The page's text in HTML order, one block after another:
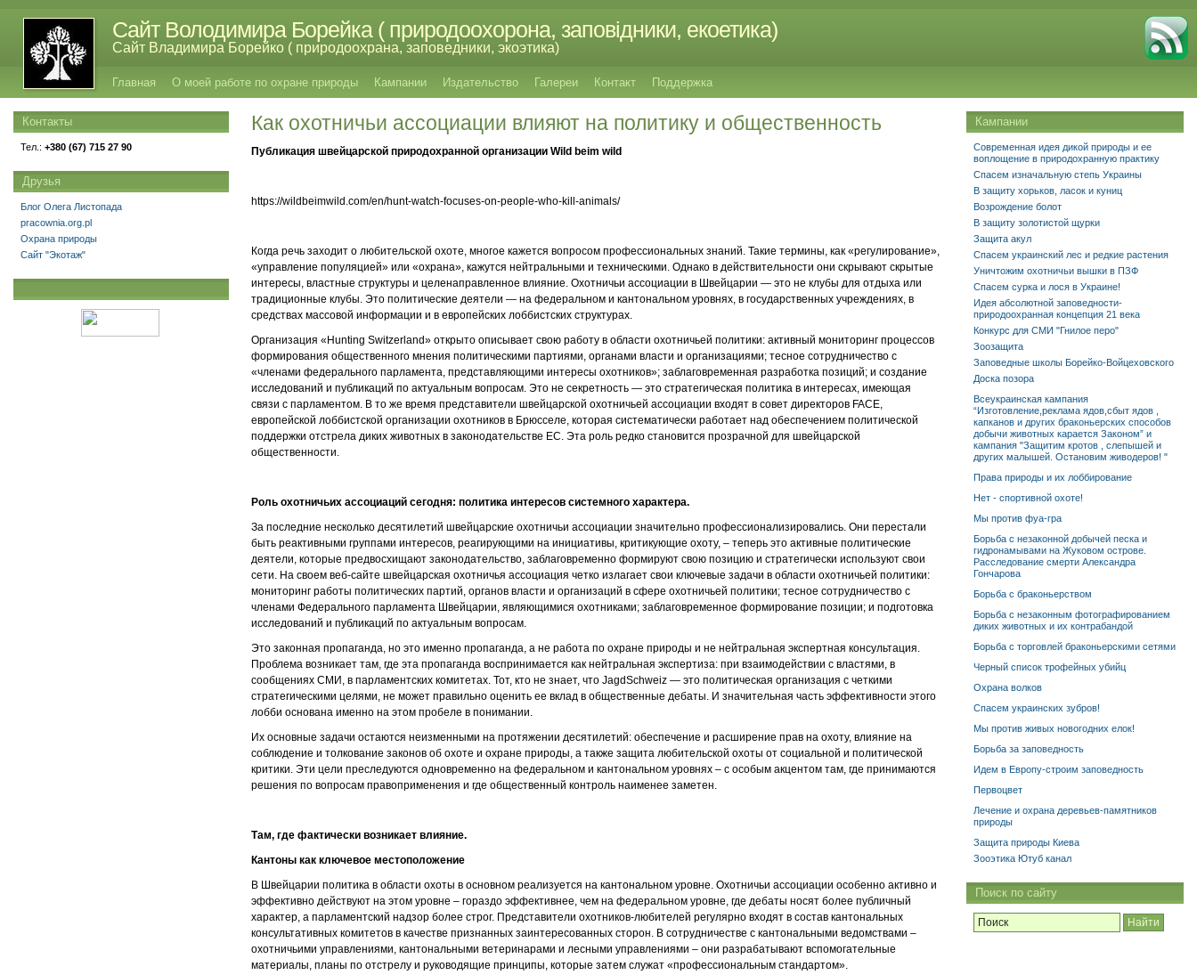
Сайт Володимира Борейка ( природоохорона, заповідники, екоетика)
Сайт Владимира Борейко ( природоохрана, заповедники, экоэтика)
Главная О моей работе по охране природы Кампании Издательство Галереи Контакт Поддержка
Как охотничьи ассоциации влияют на политику и общественность
Публикация швейцарской природохранной организации Wild beim wild
https://wildbeimwild.com/en/hunt-watch-focuses-on-people-who-kill-animals/
Когда речь заходит о любительской охоте, многое кажется вопросом профессиональных знаний. Такие термины, как «регулирование»,
«управление популяцией» или «охрана», кажутся нейтральными и техническими. Однако в действительности они скрывают скрытые
интересы, властные структуры и целенаправленное влияние. Охотничьи ассоциации в Швейцарии — это не клубы для отдыха или
традиционные клубы. Это политические деятели — на федеральном и кантональном уровнях, в государственных учреждениях, в
средствах массовой информации и в европейских лоббистских структурах.
Организация «Hunting Switzerland» открыто описывает свою работу в области охотничьей политики: активный мониторинг процессов
формирования общественного мнения политическими партиями, органами власти и организациями; тесное сотрудничество с
«членами федерального парламента, представляющими интересы охотников»; заблаговременная разработка позиций; и создание
исследований и публикаций по актуальным вопросам. Это не секретность — это стратегическая политика в интересах, имеющая
связи с парламентом. В то же время представители швейцарской охотничьей ассоциации входят в совет директоров FACE,
европейской лоббистской организации охотников в Брюсселе, которая систематически работает над обеспечением политической
поддержки отстрела диких животных в законодательстве ЕС. Эта роль редко становится прозрачной для швейцарской
общественности.
Роль охотничьих ассоциаций сегодня: политика интересов системного характера.
За последние несколько десятилетий швейцарские охотничьи ассоциации значительно профессионализировались. Они перестали
быть реактивными группами интересов, реагирующими на инициативы, критикующие охоту, – теперь это активные политические
деятели, которые предвосхищают законодательство, заблаговременно формируют свою позицию и стратегически используют свои
сети. На своем веб-сайте швейцарская охотничья ассоциация четко излагает свои ключевые задачи в области охотничьей политики:
мониторинг работы политических партий, органов власти и организаций в сфере охотничьей политики; тесное сотрудничество с
членами Федерального парламента Швейцарии, являющимися охотниками; заблаговременное формирование позиции; и подготовка
исследований и публикаций по актуальным вопросам.
Это законная пропаганда, но это именно пропаганда, а не работа по охране природы и не нейтральная экспертная консультация.
Проблема возникает там, где эта пропаганда воспринимается как нейтральная экспертиза: при взаимодействии с властями, в
сообщениях СМИ, в парламентских комитетах. Тот, кто не знает, что JagdSchweiz — это политическая организация с четкими
стратегическими целями, не может правильно оценить ее вклад в общественные дебаты. И значительная часть эффективности этого
лобби основана именно на этом пробеле в понимании.
Их основные задачи остаются неизменными на протяжении десятилетий: обеспечение и расширение прав на охоту, влияние на
соблюдение и толкование законов об охоте и охране природы, а также защита любительской охоты от социальной и политической
критики. Эти цели преследуются одновременно на федеральном и кантональном уровнях – с особым акцентом там, где принимаются
решения по вопросам правоприменения и где общественный контроль наименее заметен.
Там, где фактически возникает влияние.
Кантоны как ключевое местоположение
В Швейцарии политика в области охоты в основном реализуется на кантональном уровне. Охотничьи ассоциации особенно активно и
эффективно действуют на этом уровне – гораздо эффективнее, чем на федеральном уровне, где дебаты носят более публичный
характер, а парламентский надзор более строг. Представители охотников-любителей регулярно входят в состав кантональных
консультативных комитетов в качестве признанных заинтересованных сторон. В сотрудничестве с кантональными ведомствами –
охотничьими управлениями, кантональными ветеринарами и лесными управлениями – они разрабатывают вспомогательные
материалы, планы по отстрелу и руководящие принципы, которые затем служат «профессиональным стандартом».
Кампании
Современная идея дикой природы и ее
воплощение в природохранную практику
Спасем изначальную степь Украины
В защиту хорьков, ласок и куниц
Возрождение болот
В защиту золотистой щурки
Защита акул
Спасем украинский лес и редкие растения
Уничтожим охотничьи вышки в ПЗФ
Спасем сурка и лося в Украине!
Идея абсолютной заповедности-
природоохранная концепция 21 века
Конкурс для СМИ "Гнилое перо"
Зоозащита
Заповедные школы Борейко-Войцеховского
Доска позора
Всеукраинская кампания
“Изготовление,реклама ядов,сбыт ядов ,
капканов и других браконьерских способов
добычи животных карается Законом” и
кампания "Защитим кротов , слепышей и
других малышей. Остановим живодеров! "
Права природы и их лоббирование
Нет - спортивной охоте!
Мы против фуа-гра
Борьба с незаконной добычей песка и
гидронамывами на Жуковом острове.
Расследование смерти Александра
Гончарова
Борьба с браконьерством
Борьба с незаконным фотографированием
диких животных и их контрабандой
Борьба с торговлей браконьерскими сетями
Черный список трофейных убийц
Охрана волков
Спасем украинских зубров!
Мы против живых новогодних елок!
Борьба за заповедность
Идем в Европу-строим заповедность
Первоцвет
Лечение и охрана деревьев-памятников
природы
Защита природы Киева
Зооэтика Ютуб канал
Поиск по сайту
Контакты
Тел.: +380 (67) 715 27 90
Друзья
Блог Олега Листопада
pracownia.org.pl
Охрана природы
Сайт "Экотаж"